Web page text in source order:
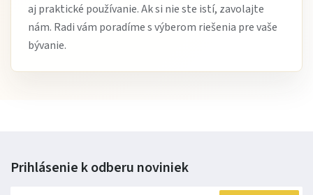
operadlom a ergonomickým tvarom. Ideálne akokreslo
do obývačky,štýlový doplnok interiéruapohodlný
relaxačný nábytok
aj praktické používanie. Ak si nie ste istí, zavolajte
nám. Radi vám poradíme s výberom riešenia pre vaše
bývanie.
Prihlásenie k odberu noviniek